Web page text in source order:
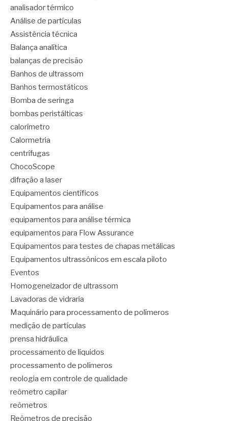
analisador térmico
Análise de partículas
Assistência técnica
Balança analítica
balanças de precisão
Banhos de ultrassom
Banhos termostáticos
Bomba de seringa
bombas peristálticas
calorímetro
Calormetria
centrífugas
ChocoScope
difração a laser
Equipamentos científicos
Equipamentos para análise
equipamentos para análise térmica
equipamentos para Flow Assurance
Equipamentos para testes de chapas metálicas
Equipamentos ultrassônicos em escala piloto
Eventos
Homogeneizador de ultrassom
Lavadoras de vidraria
Maquinário para processamento de polímeros
medição de partículas
prensa hidráulica
processamento de líquidos
processamento de polímeros
reologia em controle de qualidade
reômetro capilar
reômetros
Reômetros de precisão